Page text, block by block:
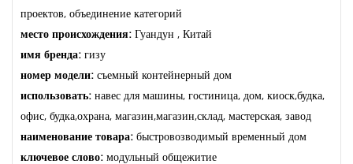
проектов, объединение категорий
место происхождения: Гуандун , Китай
имя бренда: гизу
номер модели: съемный контейнерный дом
использовать: навес для машины, гостиница, дом, киоск,будка,
офис, будка,охрана, магазин,магазин,склад, мастерская, завод
наименование товара: быстровозводимый временный дом
ключевое слово: модульный общежитие